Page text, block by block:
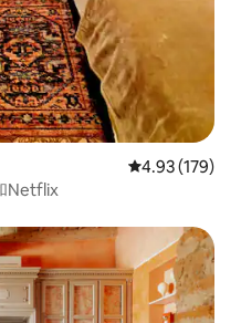
平均评分 4.93
4.93 (179)
Netflix